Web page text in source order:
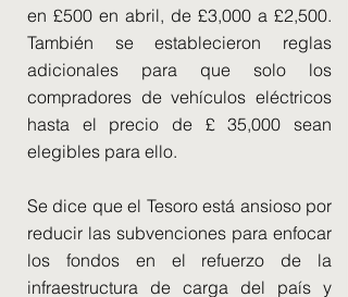
en £500 en abril, de £3,000 a £2,500.
También se establecieron reglas
adicionales para que solo los
compradores de vehículos eléctricos
hasta el precio de £ 35,000 sean
elegibles para ello.
Se dice que el Tesoro está ansioso por
reducir las subvenciones para enfocar
los fondos en el refuerzo de la
infraestructura de carga del país y